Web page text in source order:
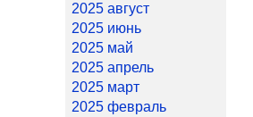
2025 август
2025 июнь
2025 май
2025 апрель
2025 март
2025 февраль